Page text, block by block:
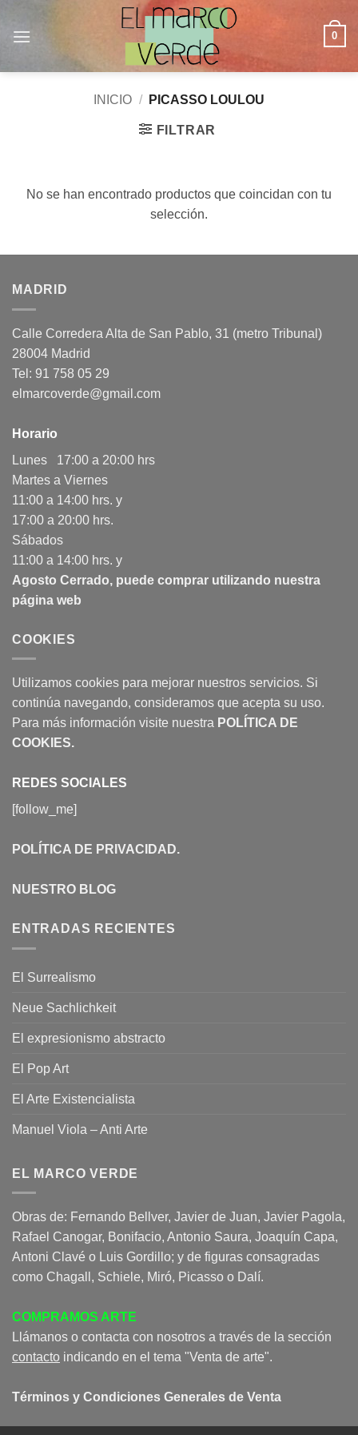
0
INICIO / PICASSO LOULOU
FILTRAR
No se han encontrado productos que coincidan con tu
selección.
MADRID
Calle Corredera Alta de San Pablo, 31 (metro Tribunal)
28004 Madrid
Tel: 91 758 05 29
elmarcoverde@gmail.com
Horario
Lunes 17:00 a 20:00 hrs
Martes a Viernes
11:00 a 14:00 hrs. y
17:00 a 20:00 hrs.
Sábados
11:00 a 14:00 hrs. y
Agosto Cerrado, puede comprar utilizando nuestra
página web
COOKIES
Utilizamos cookies para mejorar nuestros servicios. Si
continúa navegando, consideramos que acepta su uso.
Para más información visite nuestra POLÍTICA DE
COOKIES.
REDES SOCIALES
[follow_me]
POLÍTICA DE PRIVACIDAD.
NUESTRO BLOG
ENTRADAS RECIENTES
El Surrealismo
Neue Sachlichkeit
El expresionismo abstracto
El Pop Art
El Arte Existencialista
Manuel Viola – Anti Arte
EL MARCO VERDE
Obras de: Fernando Bellver, Javier de Juan, Javier Pagola,
Rafael Canogar, Bonifacio, Antonio Saura, Joaquín Capa,
Antoni Clavé o Luis Gordillo; y de figuras consagradas
como Chagall, Schiele, Miró, Picasso o Dalí.
COMPRAMOS ARTE
Llámanos o contacta con nosotros a través de la sección
contacto indicando en el tema "Venta de arte".
Términos y Condiciones Generales de Venta